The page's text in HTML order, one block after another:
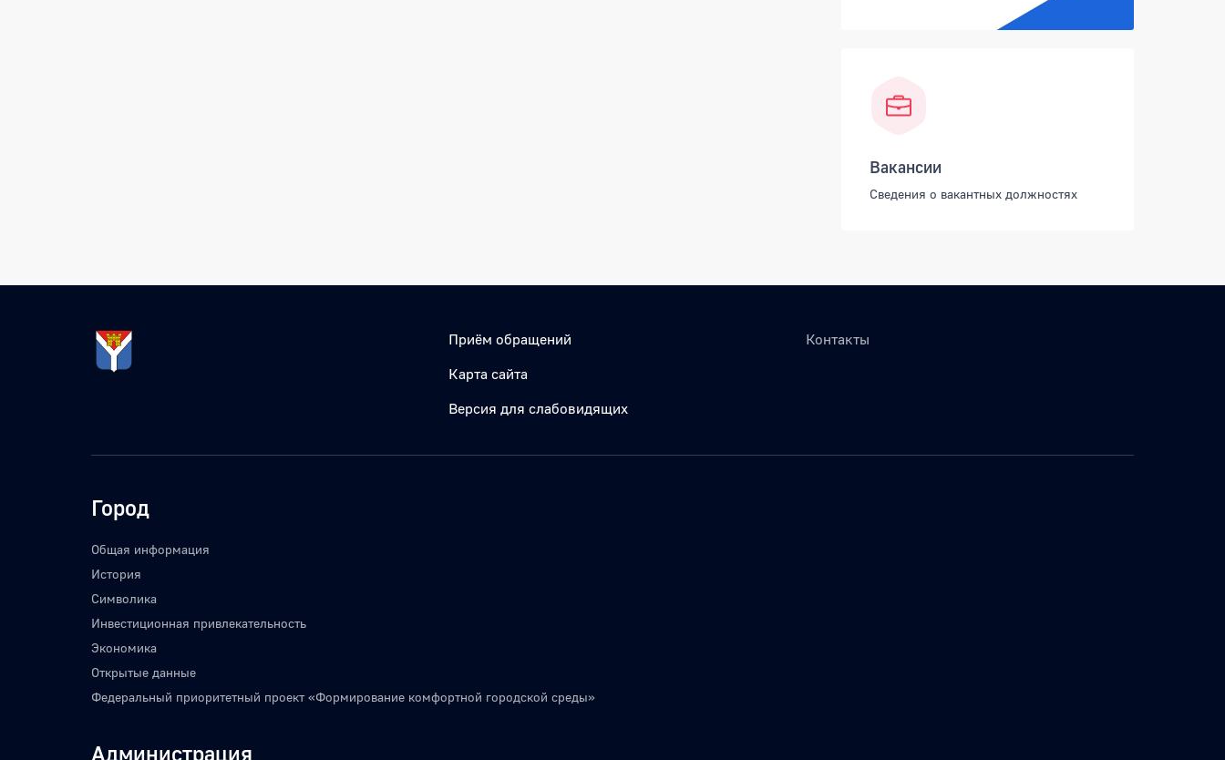
Вакансии
Сведения о вакантных должностях
Приём обращений
Карта сайта
Версия для слабовидящих
Контакты
Город
Общая информация
История
Символика
Инвестиционная привлекательность
Экономика
Открытые данные
Федеральный приоритетный проект «Формирование комфортной городской среды»
Администрация